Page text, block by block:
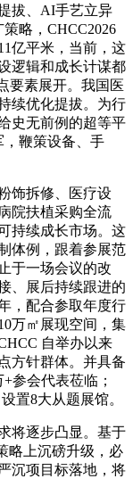
拔、AI手艺立异
略，CHCC2026
亿平米，当前，这
逻辑和成长计谋都
要素展开。我国医
续优化提拔。为行
史无前例的超等平
，鞭策设备、手
饰拆修、医疗设
院扶植采购全流
持续成长市场。这
体例，跟着参展范
于一场会议的改
、展后持续跟进的
，配合参取年度行
万㎡展现空间，集
自举办以来
方针群体。并具备
参会代表莅临；
置8大从题展馆。
逐步凸显。基于
略上沉磅升级，必
沉项目标落地，将